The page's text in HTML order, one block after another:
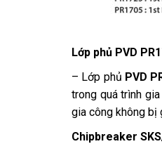
Lớp phủ PVD
– Lớp phủ PVD
trong quá trình
gia công không bị
Chipbreaker